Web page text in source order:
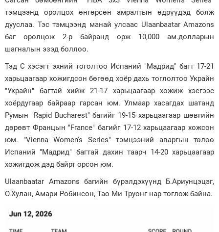
Зурхай
тэмцээнд оролцох өнгөрсөн амралтын өдрүүдэд болж
дууслаа. Тэс тэмцээнд манай улсаас Ulaanbaatar Amazons
баг оролцож 2-р байранд орж 10,000 ам.долларын
шагналын эзэд боллоо.
Тэд С хэсэгт эхний тоголтоо Испаний "Мадрид" багт 17-21
харьцаагаар хожигдсон бөгөөд хоёр дахь тоглолтоо Украйн
"Украйн" багтай хийж 21-17 харьцаагаар хожиж хэсгээс
хоёрдугаар байраар гарсан юм. Улмаар хасагдах шатанд
Румын "Rapid Bucharest" багийг 19-15 харьцаагаар шөвгийн
дөрөвт Францын "France" багийг 17-12 харьцаагаар хожсон
юм. "Vienna Women's Series" тэмцээний аваргын төлөө
Испаний "Мадрид" багтай дахин таарч 14-20 харьцаагаар
хожигдож дэд байрт орсон юм.
Ulaanbaatar Amazons багийн бүрэлдэхүүнд Б.Ариунцэцэг,
О.Хулан, Амари Робинсон, Тао Ми Труонг нар тоглож байна.